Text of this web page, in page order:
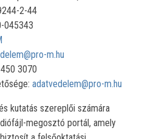
2-44
m.hu
3070
adatvedelem@pro-m.hu
kutatás szereplői számára
megosztó portál, amely